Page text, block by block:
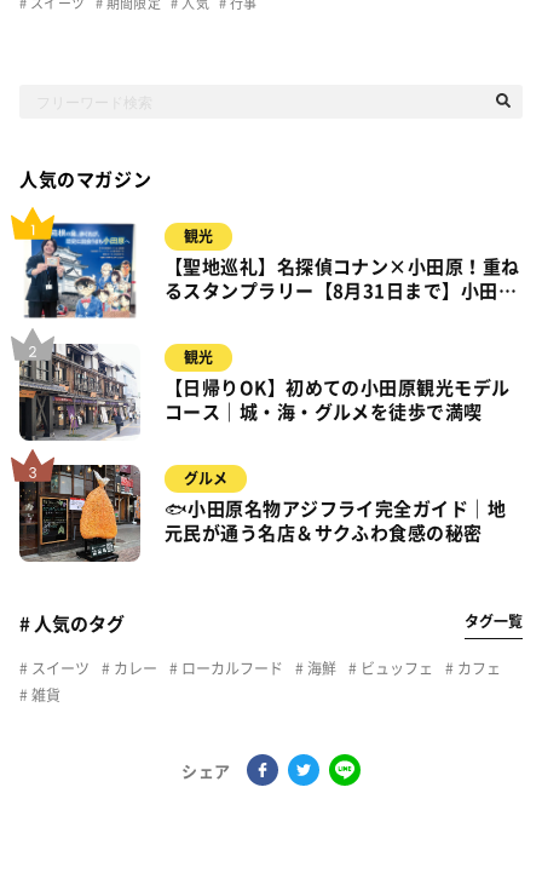
スイーツ 期間限定 人気 行事
人気のマガジン
観光
【聖地巡礼】名探偵コナン×小田原！重ね
るスタンプラリー【8月31日まで】小田
観光
【日帰りOK】初めての小田原観光モデル
コース｜城・海・グルメを徒歩で満喫
グルメ
🐟小田原名物アジフライ完全ガイド｜地
元民が通う名店＆サクふわ食感の秘密
# 人気のタグ タグ一覧
スイーツ カレー ローカルフード 海鮮 ビュッフェ
カフェ
雑貨
シェア